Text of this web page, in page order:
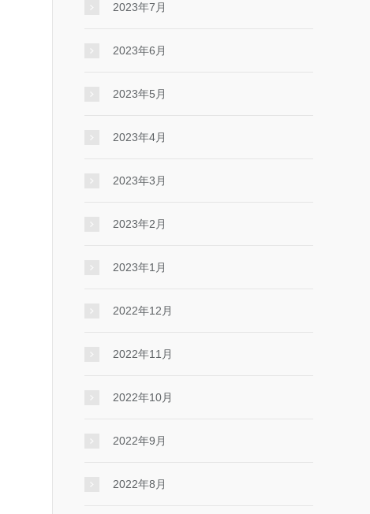
2023年7月
2023年6月
2023年5月
2023年4月
2023年3月
2023年2月
2023年1月
2022年12月
2022年11月
2022年10月
2022年9月
2022年8月